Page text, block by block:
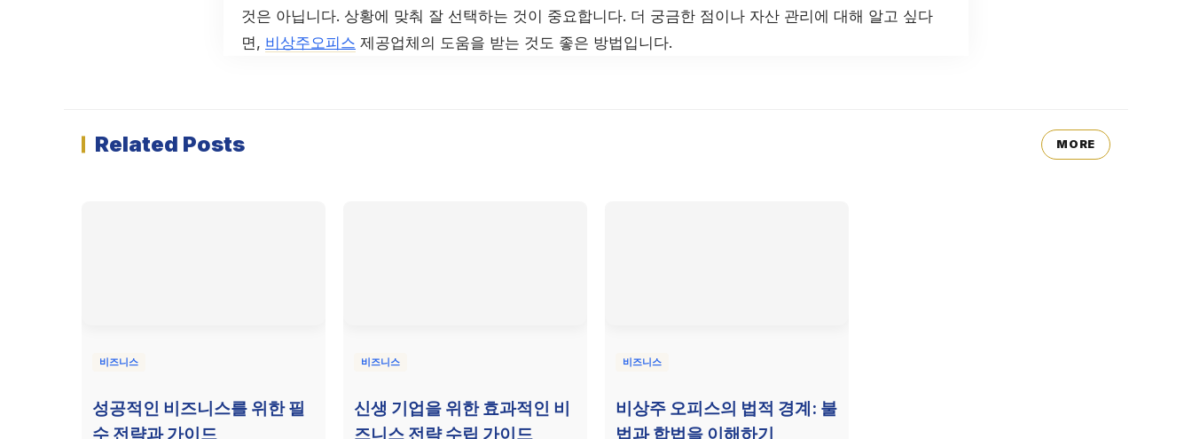
것은 아닙니다. 상황에 맞춰 잘 선택하는 것이 중요합니다. 더 궁금한 점이나 자산 관리에 대해 알고 싶다
면, 비상주오피스 제공업체의 도움을 받는 것도 좋은 방법입니다.
Related Posts MORE
비즈니스
성공적인 비즈니스를 위한 필
수 전략과 가이드
비즈니스
신생 기업을 위한 효과적인 비
즈니스 전략 수립 가이드
비즈니스
비상주 오피스의 법적 경계: 불
법과 합법을 이해하기